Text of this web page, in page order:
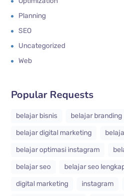
Planning
SEO
Uncategorized
Web
Popular Requests
belajar bisnis
belajar branding
belajar digital marketing
belajar optimasi instagram
belajar seo
belajar seo
digital marketing
instagram